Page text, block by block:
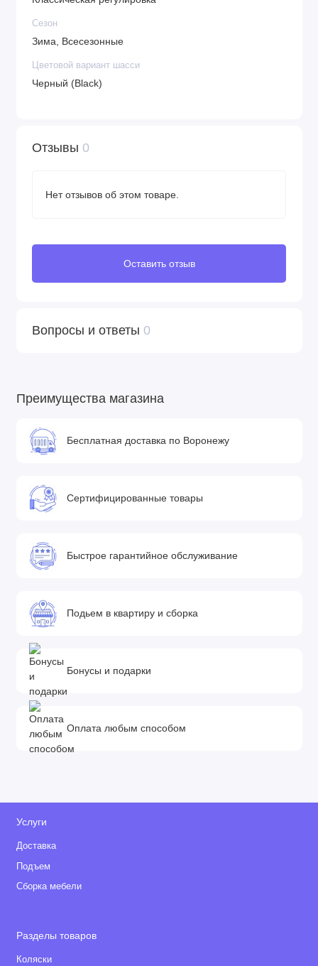
Сезон
Зима, Всесезонные
Цветовой вариант шасси
Черный (Black)
Отзывы 0
Нет отзывов об этом товаре.
Оставить отзыв
Вопросы и ответы 0
Преимущества магазина
Бесплатная доставка по Воронежу
Сертифицированные товары
Быстрое гарантийное обслуживание
Подьем в квартиру и сборка
Бонусы и подарки
Оплата любым способом
Услуги
Доставка
Подъем
Сборка мебели
Разделы товаров
Коляски